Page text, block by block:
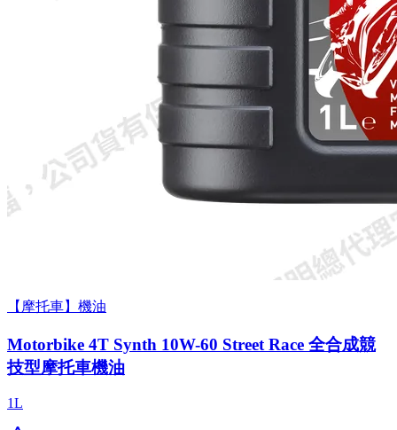
【摩托車】機油
Motorbike 4T Synth 10W-60 Street Race 全合成競
技型摩托車機油
1L